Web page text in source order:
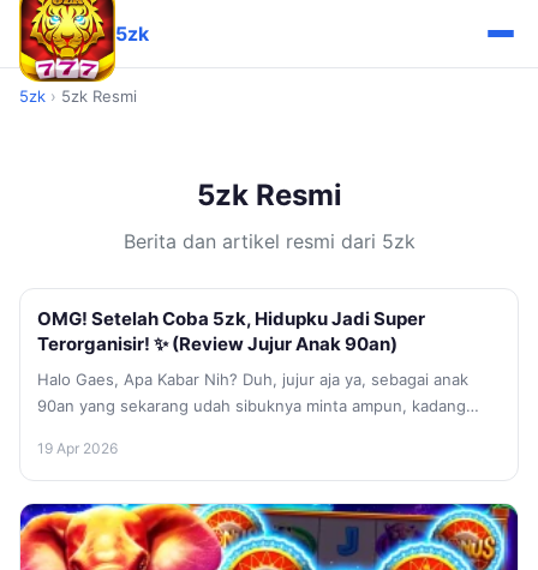
5zk
5zk › 5zk Resmi
5zk Resmi
Berita dan artikel resmi dari 5zk
OMG! Setelah Coba 5zk, Hidupku Jadi Super
Terorganisir! ✨ (Review Jujur Anak 90an)
Halo Gaes, Apa Kabar Nih? Duh, jujur aja ya, sebagai anak
90an yang sekarang udah sibuknya minta ampun, kadang
19 Apr 2026